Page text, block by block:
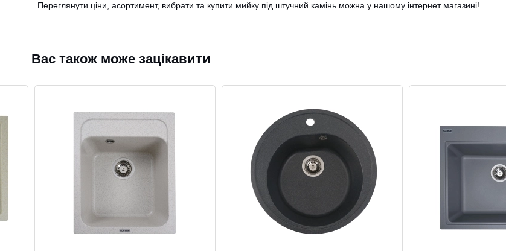
Переглянути ціни, асортимент, вибрати та купити мийку під штучний камінь можна у нашому інтернет магазині!
Вас також може зацікавити